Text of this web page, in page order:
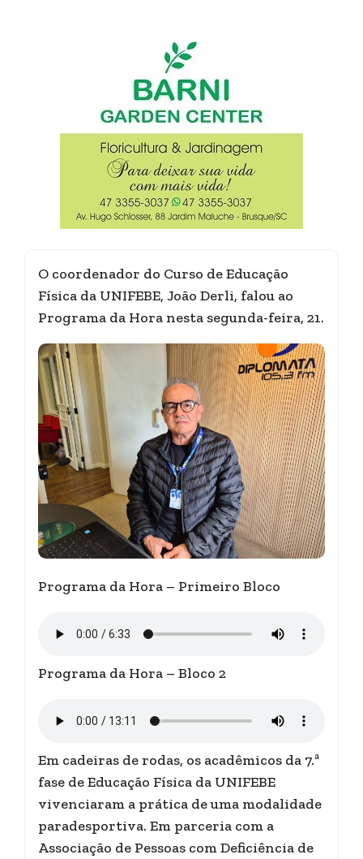
O coordenador do Curso de Educação
Física da UNIFEBE, João Derli, falou ao
Programa da Hora nesta segunda-feira, 21.
Programa da Hora – Primeiro Bloco
Programa da Hora – Bloco 2
Em cadeiras de rodas, os acadêmicos da 7.ª
fase de Educação Física da UNIFEBE
vivenciaram a prática de uma modalidade
paradesportiva. Em parceria com a
Associação de Pessoas com Deficiência de